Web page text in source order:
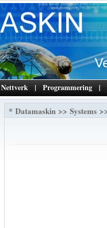
Nettverk | Programmering |
* Datamaskin >> Systems